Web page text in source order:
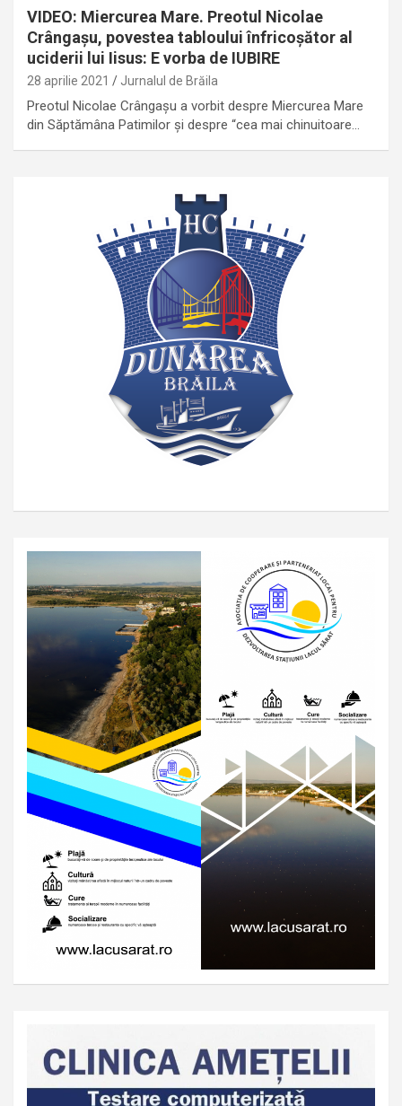
VIDEO: Miercurea Mare. Preotul Nicolae
Crângașu, povestea tabloului înfricoșător al
uciderii lui Iisus: E vorba de IUBIRE
28 aprilie 2021 Jurnalul de Brăila
Preotul Nicolae Crângașu a vorbit despre Miercurea Mare
din Săptămâna Patimilor și despre “cea mai chinuitoare…